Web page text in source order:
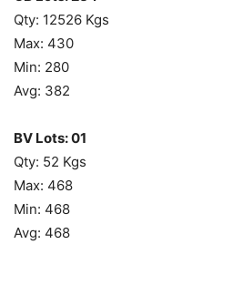
Qty: 12526 Kgs
Max: 430
Min: 280
Avg: 382
BV Lots: 01
Qty: 52 Kgs
Max: 468
Min: 468
Avg: 468